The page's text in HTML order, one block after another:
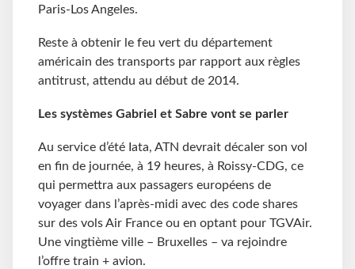
Paris-Los Angeles.
Reste à obtenir le feu vert du département
américain des transports par rapport aux règles
antitrust, attendu au début de 2014.
Les systèmes Gabriel et Sabre vont se parler
Au service d’été Iata, ATN devrait décaler son vol
en fin de journée, à 19 heures, à Roissy-CDG, ce
qui permettra aux passagers européens de
voyager dans l’après-midi avec des code shares
sur des vols Air France ou en optant pour TGVAir.
Une vingtième ville – Bruxelles – va rejoindre
l’offre train + avion.